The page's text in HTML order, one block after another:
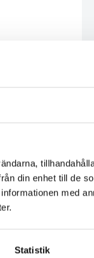
din enhet till de
med
Statistik